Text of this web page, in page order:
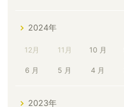
2024年
12月 11月 10 月
6 月 5 月 4 月
2023年